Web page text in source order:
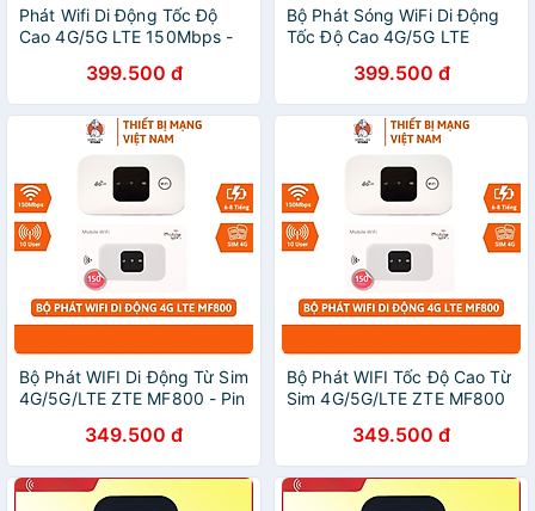
Phát Wifi Di Động Tốc Độ
Cao 4G/5G LTE 150Mbps -
Quốc Tế Hỗ Trợ Tất Cả Nhà
Mạng - Dung Lượng Pin Lên
Đến 15 Giờ - Hàng Chính
399.500 đ
Bộ Phát Sóng WiFi Di Động
Tốc Độ Cao 4G/5G LTE
LCD - Phát Sóng Mạnh - Bản
Quốc Tế Hỗ Trợ Tất Cả Nhà
Mạng - Dung Lượng Pin Cao
- Hàng Chính Hãng
399.500 đ
Bộ Phát WIFI Di Động Từ Sim
4G/5G/LTE ZTE MF800 - Pin
Không Dây Kết Nối Tối Đa 10
Thiết Bị - Hàng Chính Hãng
349.500 đ
Bộ Phát WIFI Tốc Độ Cao Từ
Sim 4G/5G/LTE ZTE MF800
WIFI Không Dây Kết Nối Tối
Đa 10 Thiết Bị - Hàng Chính
Hãng
349.500 đ